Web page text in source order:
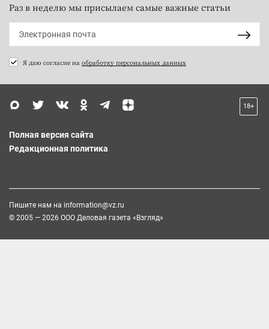
Раз в неделю мы присылаем самые важные статьи
Я даю согласие на обработку персональных данных
18+
Полная версия сайта
Редакционная политика
Пишите нам на information@vz.ru
© 2005 — 2026 ООО Деловая газета «Взгляд»